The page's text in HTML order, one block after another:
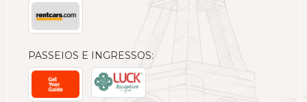
PASSEIOS E INGRESSOS: